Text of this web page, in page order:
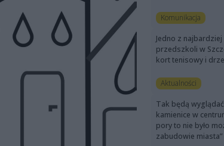
Komunikacja
Jedno z najbardziej
przedszkoli w
kort tenisowy i
Aktualności
Tak będą
kamienice w
pory to nie było
zabudowie miasta”